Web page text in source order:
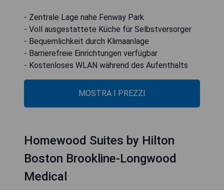
- Zentrale Lage nahe Fenway Park
- Voll ausgestattete Küche für Selbstversorger
- Bequemlichkeit durch Klimaanlage
- Barrierefreie Einrichtungen verfügbar
- Kostenloses WLAN während des Aufenthalts
MOSTRA I PREZZI
Homewood Suites by Hilton
Boston Brookline-Longwood
Medical